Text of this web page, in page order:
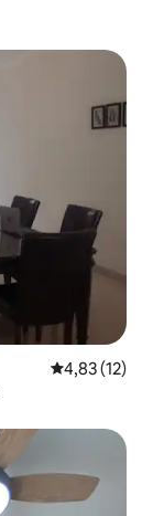
Évaluation
4,83 (12)